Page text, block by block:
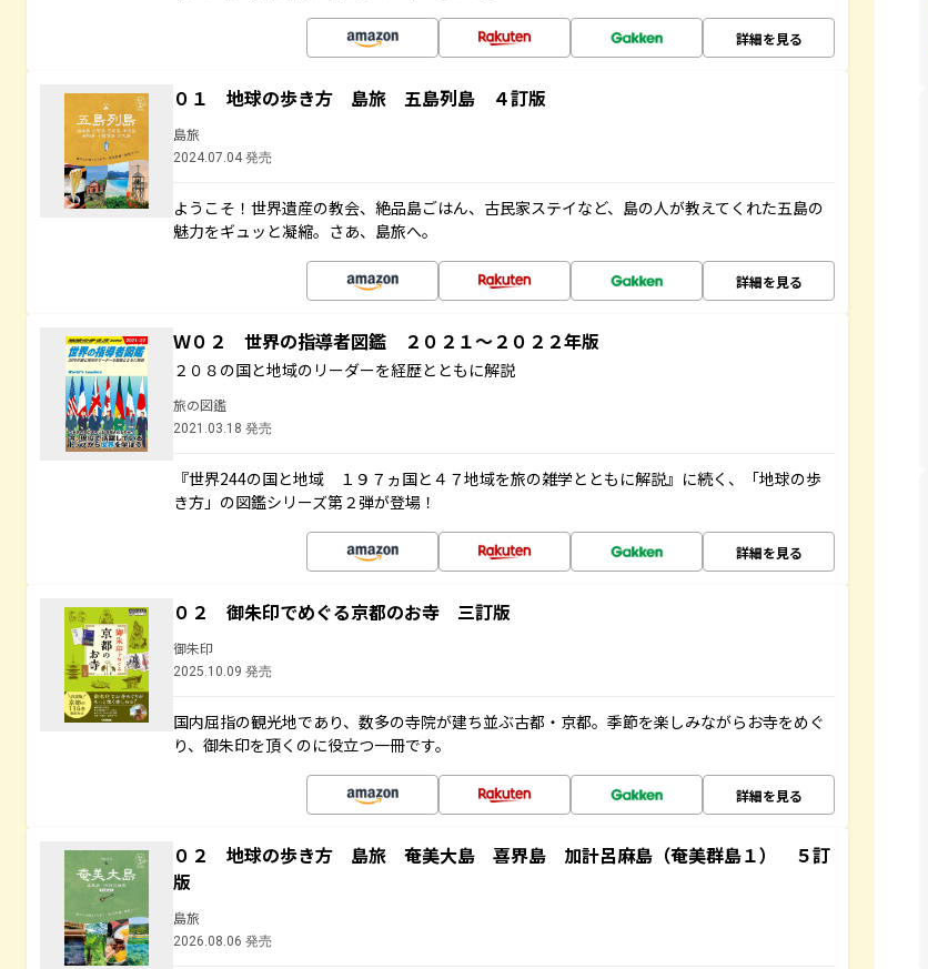
詳細を見る
０１ 地球の歩き方 島旅 五島列島 ４訂版
島旅
2024.07.04 発売
ようこそ！世界遺産の教会、絶品島ごはん、古民家ステイなど、島の人が教えてくれた五島の
魅力をギュッと凝縮。さあ、島旅へ。
詳細を見る
Ｗ０２ 世界の指導者図鑑 ２０２１～２０２２年版
２０８の国と地域のリーダーを経歴とともに解説
旅の図鑑
2021.03.18 発売
『世界244の国と地域 １９７ヵ国と４７地域を旅の雑学とともに解説』に続く、「地球の歩
き方」の図鑑シリーズ第２弾が登場！
詳細を見る
０２ 御朱印でめぐる京都のお寺 三訂版
御朱印
2025.10.09 発売
国内屈指の観光地であり、数多の寺院が建ち並ぶ古都・京都。季節を楽しみながらお寺をめぐ
り、御朱印を頂くのに役立つ一冊です。
詳細を見る
０２ 地球の歩き方 島旅 奄美大島 喜界島 加計呂麻島（奄美群島１） ５訂
版
島旅
2026.08.06 発売